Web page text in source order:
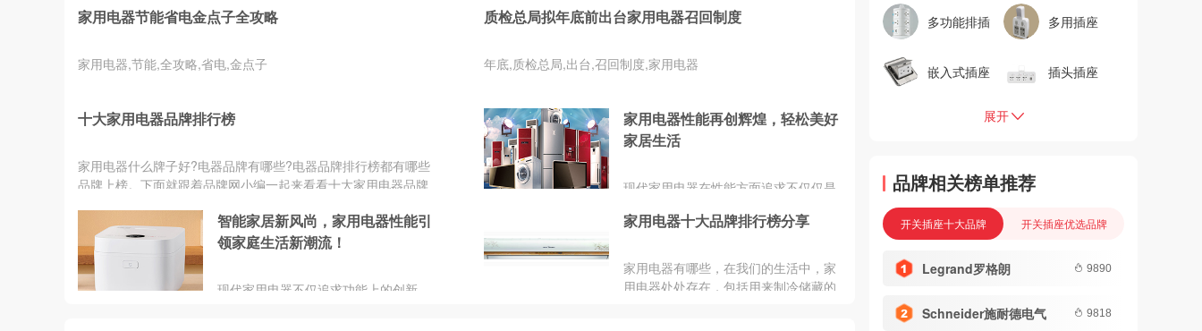
器、日用电器。家用电器使人们从繁
来。
家用电器节能省电金点子全攻略
家用电器,节能,全攻略,省电,金点子
质检总局拟年底前出台家用电器召回制度
年底,质检总局,出台,召回制度,家用电器
十大家用电器品牌排行榜
家用电器什么牌子好?电器品牌有哪些?电器品牌排行榜都有哪些
品牌上榜。下面就跟着品牌网小编一起来看看十大家用电器品牌
家用电器性能再创辉煌，轻松美好
家居生活
现代家用电器在性能方面追求不仅仅是
保成为新一代家电的重要特征，不仅减
献了一份力量。高效节能的家电产品，
让我们在享受科技带来便利的同时，也
智能家居新风尚，家用电器性能引
领家庭生活新潮流！
现代家用电器不仅追求功能上的创新，
家用电器十大品牌排行榜分享
家用电器有哪些，在我们的生活中，家
用电器处处存在，包括用来制冷储藏的
多功能排插 多用插座
嵌入式插座 插头插座
展开
品牌相关榜单推荐
开关插座十大品牌 开关插座优选品牌
Legrand罗格朗 9890
Schneider施耐德电气 9818